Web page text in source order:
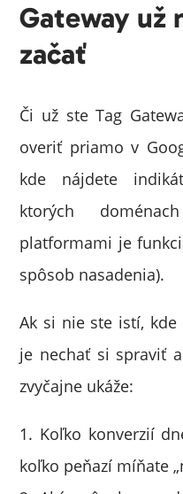
Gateway už
začať
Či už ste Tag
overiť priamo v
kde nájdete
ktorých
platformami je
spôsob nasadenia).
Ak si nie ste istí,
je nechať si spraviť
zvyčajne ukáže:
1. Koľko konverzií
koľko peňazí míňate